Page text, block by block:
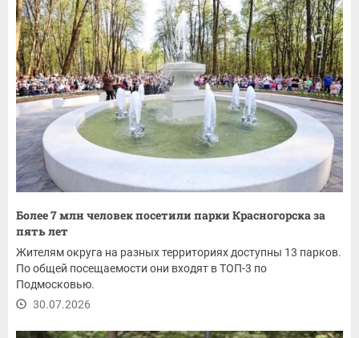
Более 7 млн человек посетили парки Красногорска за
пять лет
Жителям округа на разных территориях доступны 13 парков.
По общей посещаемости они входят в ТОП-3 по
Подмосковью.
30.07.2026